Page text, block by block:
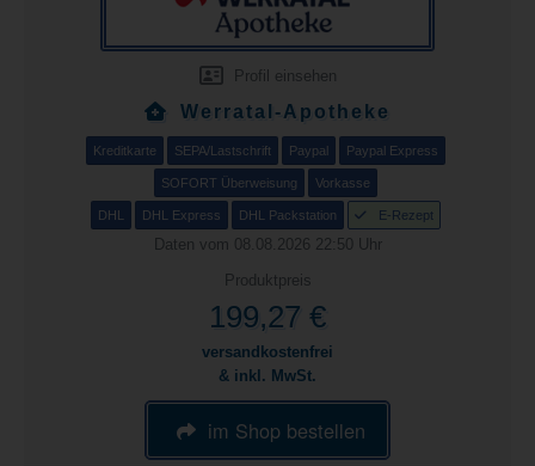
Profil einsehen
Werratal-Apotheke
Kreditkarte SEPA/Lastschrift Paypal Paypal Express
SOFORT Überweisung Vorkasse
DHL DHL Express DHL Packstation E-Rezept
Daten vom 08.08.2026 22:50 Uhr
Produktpreis
199,27 €
versandkostenfrei
& inkl. MwSt.
im Shop bestellen